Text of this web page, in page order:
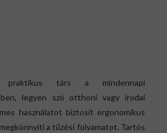
társ a mindennapi
legyen szó otthoni vagy irodai
használatot biztosít ergonomikus
a tűzési folyamatot. Tartós